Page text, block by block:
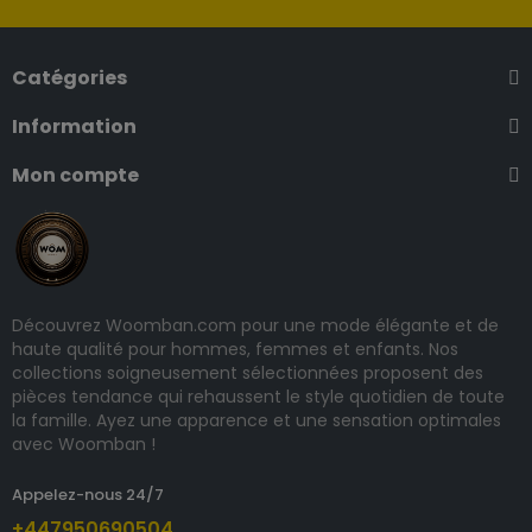
Catégories
Information
Mon compte
Découvrez Woomban.com pour une mode élégante et de
haute qualité pour hommes, femmes et enfants. Nos
collections soigneusement sélectionnées proposent des
pièces tendance qui rehaussent le style quotidien de toute
la famille. Ayez une apparence et une sensation optimales
avec Woomban !
Appelez-nous 24/7